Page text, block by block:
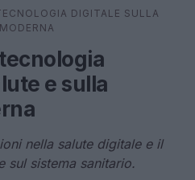
⌕
DIGITALE SULLA
e sulla
nella salute digitale e il
sul sistema sanitario.